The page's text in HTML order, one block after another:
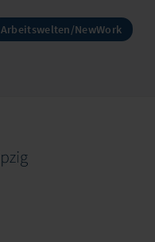
Arbeitswelten/NewWork